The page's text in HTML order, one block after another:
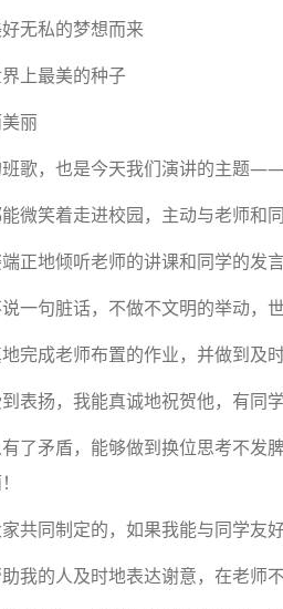
无私的梦想而来
上最美的种子
丽
，也是今天我们演讲的主题——
笑着走进校园，主动与老师和同
地倾听老师的讲课和同学的发言
句脏话，不做不文明的举动，世
成老师布置的作业，并做到及时
扬，我能真诚地祝贺他，有同学
矛盾，能够做到换位思考不发
同制定的，如果我能与同学友好
的人及时地表达谢意，在老师不